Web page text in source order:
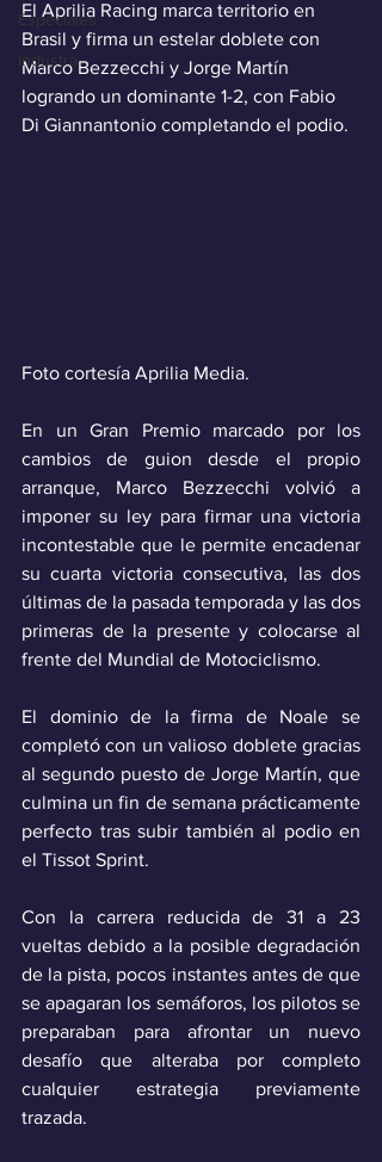
Especiales
Industra
El Aprilia Racing marca territorio en
Brasil y firma un estelar doblete con
Marco Bezzecchi y Jorge Martín
logrando un dominante 1-2, con Fabio
Di Giannantonio completando el podio.
Foto cortesía Aprilia Media.
En un Gran Premio marcado por los
cambios de guion desde el propio
arranque, Marco Bezzecchi volvió a
imponer su ley para firmar una victoria
incontestable que le permite encadenar
su cuarta victoria consecutiva, las dos
últimas de la pasada temporada y las dos
primeras de la presente y colocarse al
frente del Mundial de Motociclismo.
El dominio de la firma de Noale se
completó con un valioso doblete gracias
al segundo puesto de Jorge Martín, que
culmina un fin de semana prácticamente
perfecto tras subir también al podio en
el Tissot Sprint.
Con la carrera reducida de 31 a 23
vueltas debido a la posible degradación
de la pista, pocos instantes antes de que
se apagaran los semáforos, los pilotos se
preparaban para afrontar un nuevo
desafío que alteraba por completo
cualquier estrategia previamente
trazada.